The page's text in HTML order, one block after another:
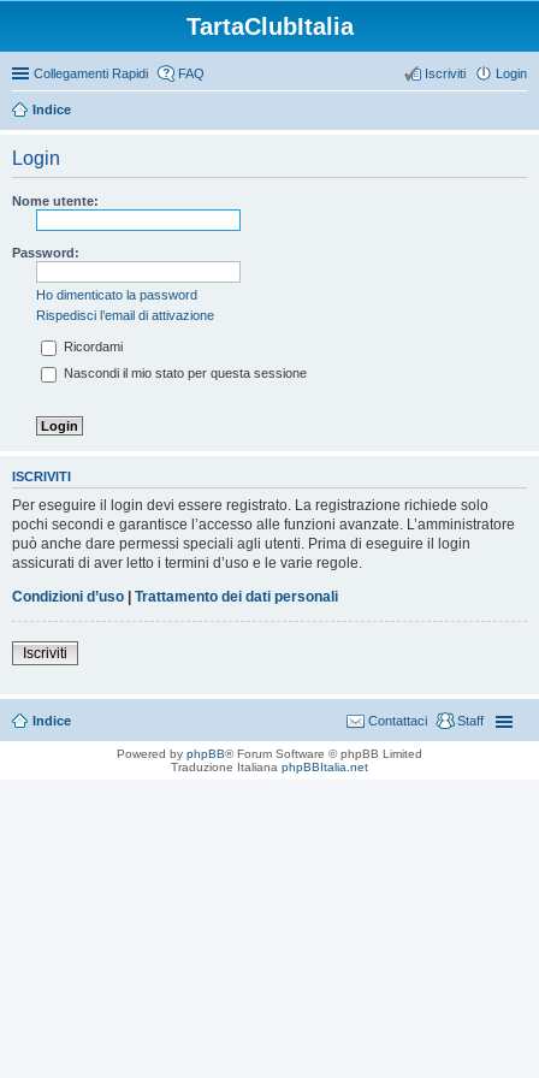
TartaClubItalia
Collegamenti Rapidi FAQ Login
Iscriviti
Indice
Login
Nome utente:
Password:
Ho dimenticato la password
Rispedisci l’email di attivazione
Ricordami
Nascondi il mio stato per questa sessione
ISCRIVITI
Per eseguire il login devi essere registrato. La registrazione richiede solo
pochi secondi e garantisce l’accesso alle funzioni avanzate. L’amministratore
può anche dare permessi speciali agli utenti. Prima di eseguire il login
assicurati di aver letto i termini d’uso e le varie regole.
Condizioni d’uso | Trattamento dei dati personali
Iscriviti
Indice Staff
Contattaci
Powered by phpBB® Forum Software © phpBB Limited
Traduzione Italiana phpBBItalia.net